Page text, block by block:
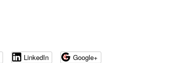
LinkedIn Google+